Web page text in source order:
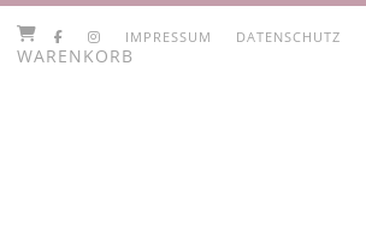
WARENKORB
IMPRESSUM DATENSCHUTZ